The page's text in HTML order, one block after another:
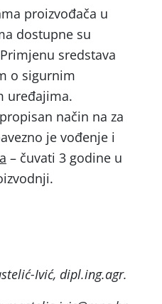
proizvođača u
dostupne su
sredstava
o sigurnim
uređajima.
način na za
je vođenje i
– čuvati 3 godine u
Ivić, dipl.ing.agr.